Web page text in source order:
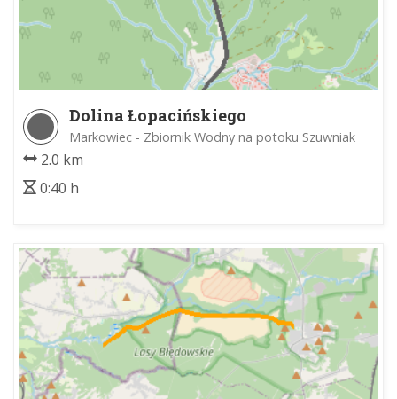
Dolina Łopacińskiego
Markowiec - Zbiornik Wodny na potoku Szuwniak
2.0 km
0:40 h